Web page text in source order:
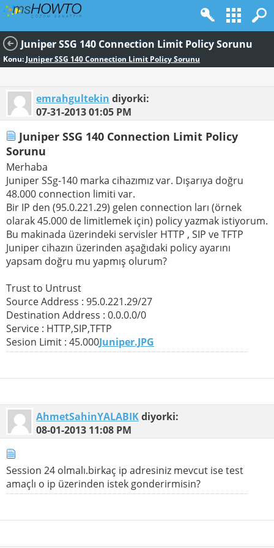
Juniper SSG 140 Connection Limit Policy Sorunu
Konu:Juniper SSG 140 Connection Limit Policy Sorunu
emrahgultekin diyorki:
07-31-201301:05 PM
Juniper SSG 140 Connection Limit Policy
Sorunu
Merhaba
Juniper SSg-140 marka cihazımız var. Dışarıya doğru
48.000 connection limiti var.
Bir IP den (95.0.221.29) gelen connection ları (örnek
olarak 45.000 de limitlemek için) policy yazmak istiyorum.
Bu makinada üzerindeki servisler HTTP , SIP ve TFTP
Juniper cihazın üzerinden aşağıdaki policy ayarını
yapsam doğru mu yapmış olurum?
Trust to Untrust
Source Address : 95.0.221.29/27
Destination Address : 0.0.0.0/0
Service : HTTP,SIP,TFTP
Sesion Limit : 45.000Juniper.JPG
AhmetSahinYALABIKdiyorki:
08-01-2013 11:08 PM
Session 24 olmalı.birkaç ip adresiniz mevcut ise test
amaçlı o ip üzerinden istek gonderirmisin?